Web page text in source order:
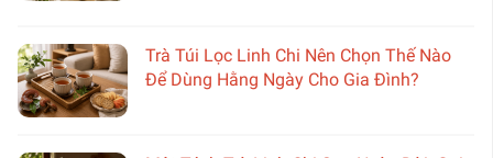
Trà Túi Lọc Linh Chi Nên Chọn Thế Nào
Để Dùng Hằng Ngày Cho Gia Đình?